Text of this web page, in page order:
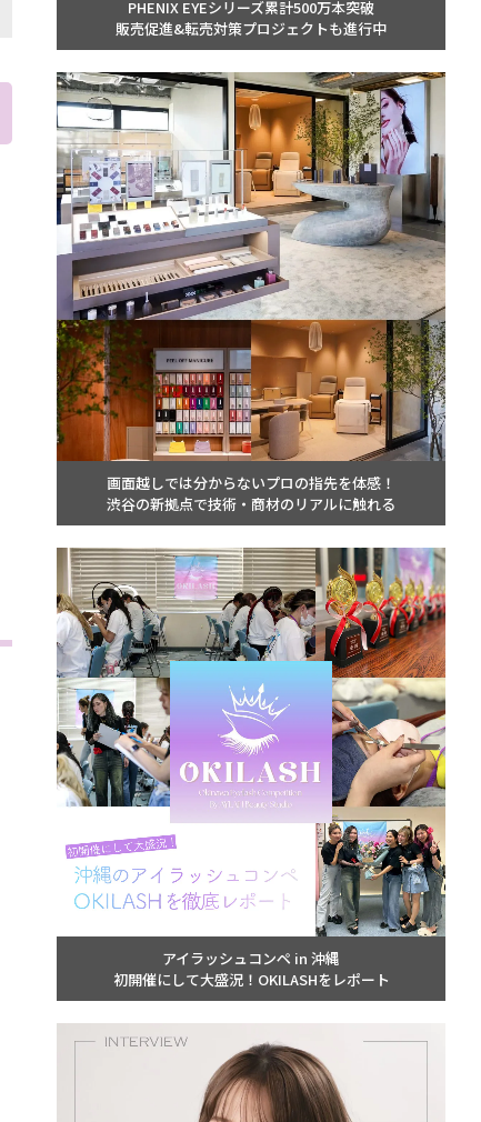
PHENIX EYEシリーズ累計500万本突破
販売促進&転売対策プロジェクトも進行中
画面越しでは分からないプロの指先を体感！
渋谷の新拠点で技術・商材のリアルに触れる
アイラッシュコンペ in 沖縄
初開催にして大盛況！OKILASHをレポート